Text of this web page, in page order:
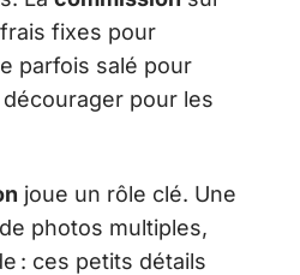
fixes pour
parfois salé pour
pour les
joue un rôle clé. Une
photos multiples,
: ces petits détails